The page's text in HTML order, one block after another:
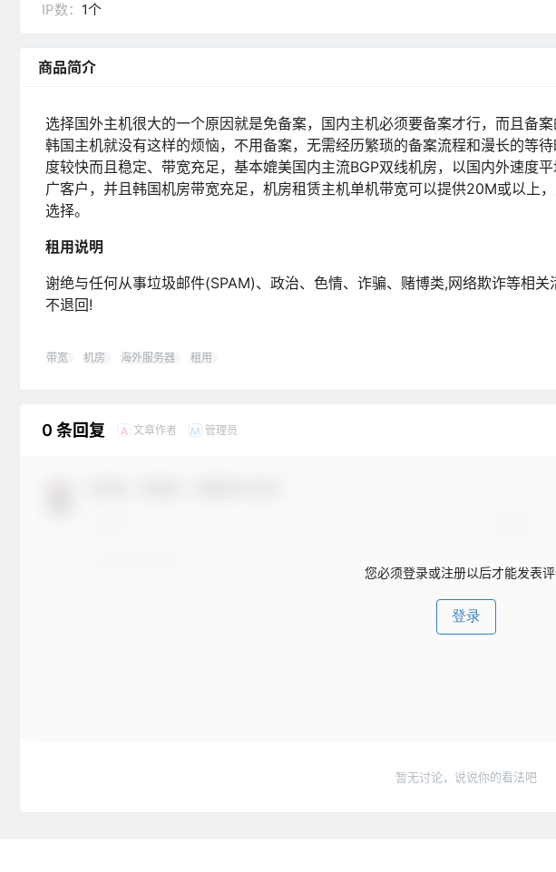
IP数： 1个
商品简介
选择国外主机很大的一个原因就是免备案，国内主机必须要备案才行，而且备
韩国主机就没有这样的烦恼，不用备案，无需经历繁琐的备案流程和漫长的等
度较快而且稳定、带宽充足，基本媲美国内主流BGP双线机房，以国内外速度
广客户，并且韩国机房带宽充足，机房租赁主机单机带宽可以提供20M或以上
选择。
租用说明
谢绝与任何从事垃圾邮件(SPAM)、政治、色情、诈骗、赌博类,网络欺诈等相
不退回!
带宽 机房 海外服务器 租用
0 条回复 A 文章作者 M 管理员
您必须登录或注册以后才能发表
登录
暂无讨论，说说你的看法吧